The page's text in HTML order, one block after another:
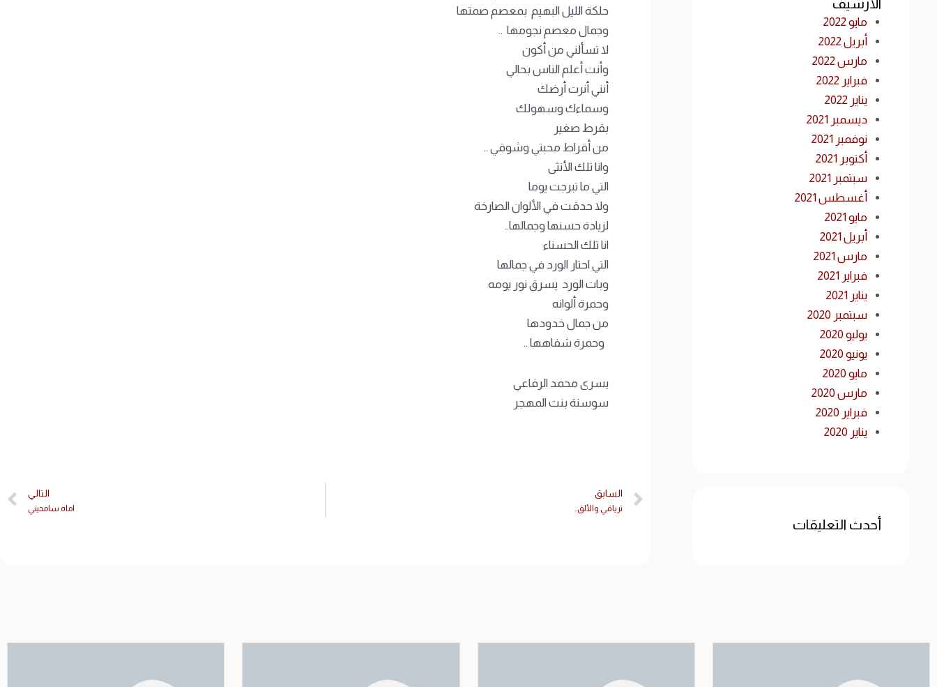
الأرشيف
مايو 2022
أبريل 2022
مارس 2022
فبراير 2022
يناير 2022
ديسمبر 2021
نوفمبر 2021
أكتوبر 2021
سبتمبر 2021
أغسطس 2021
مايو 2021
أبريل 2021
مارس 2021
فبراير 2021
يناير 2021
سبتمبر 2020
يوليو 2020
يونيو 2020
مايو 2020
مارس 2020
فبراير 2020
يناير 2020
أحدث التعليقات
حلكة الليل البهيم بمعصم صمتها
وجمال معصم نجومها ..
لا تسألني من أكون
وأنت أعلم الناس بحالي
أنني أنرت أرضك
وسماءك وسهولك
بقرط صغير
من أقراط محبتي وشوقي ..
وانا تلك الأنثى
التي ما تبرجت يوما
ولا حدقت في الألوان الصارخة
لزيادة حسنها وجمالها..
انا تلك الحسناء
التي احتار الورد في جمالها
وبات الورد يسرق نور يومه
وحمرة ألوانه
من جمال خدودها
وحمرة شفاهها ..
يسرى محمد الرفاعي
سوسنة بنت المهجر
السابق
ترياقي والألق..
التالي
اماه سامحيني